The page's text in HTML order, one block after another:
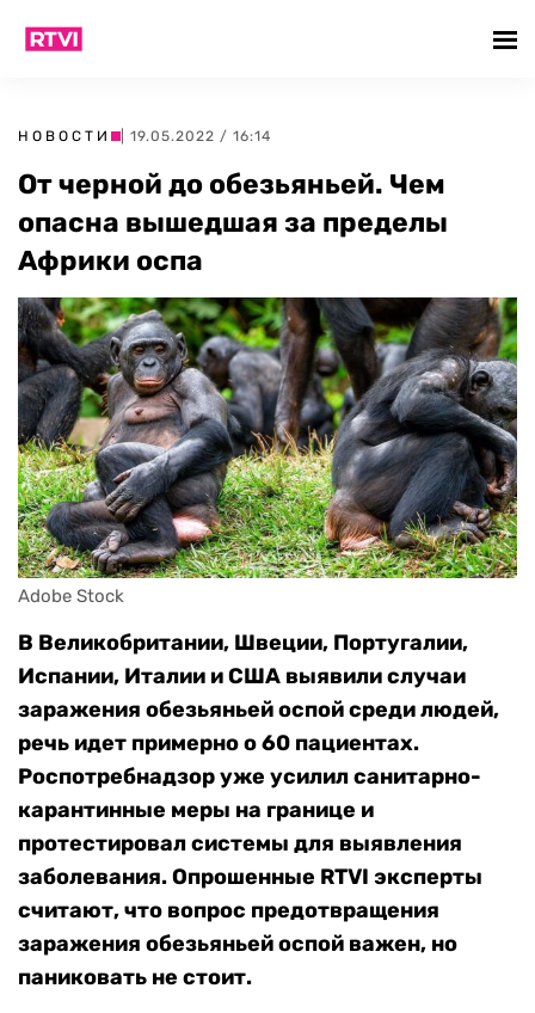
НОВОСТИ | 19.05.2022 / 16:14
От черной до обезьяньей. Чем
опасна вышедшая за пределы
Африки оспа
Adobe Stock
В Великобритании, Швеции, Португалии,
Испании, Италии и США выявили случаи
заражения обезьяньей оспой среди людей,
речь идет примерно о 60 пациентах.
Роспотребнадзор уже усилил санитарно-
карантинные меры на границе и
протестировал системы для выявления
заболевания. Опрошенные RTVI эксперты
считают, что вопрос предотвращения
заражения обезьяньей оспой важен, но
паниковать не стоит.